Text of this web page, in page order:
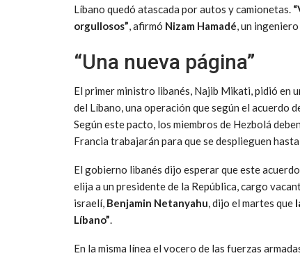
Líbano quedó atascada por autos y camionetas.
orgullosos”, afirmó Nizam Hamadé, un
“Una nueva página”
El primer ministro libanés, Najib Mikati, pidió en
del Líbano, una operación que según el acuerdo
Según este pacto, los miembros de Hezbolá
Francia trabajarán para que se desplieguen
El gobierno libanés dijo esperar que este
elija a un presidente de la República, cargo
israelí, Benjamin Netanyahu, dijo el martes que
Líbano”.
En la misma línea el vocero de las fuerzas